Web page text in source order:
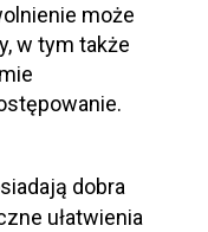
może
w tym także
dobra
ułatwienia